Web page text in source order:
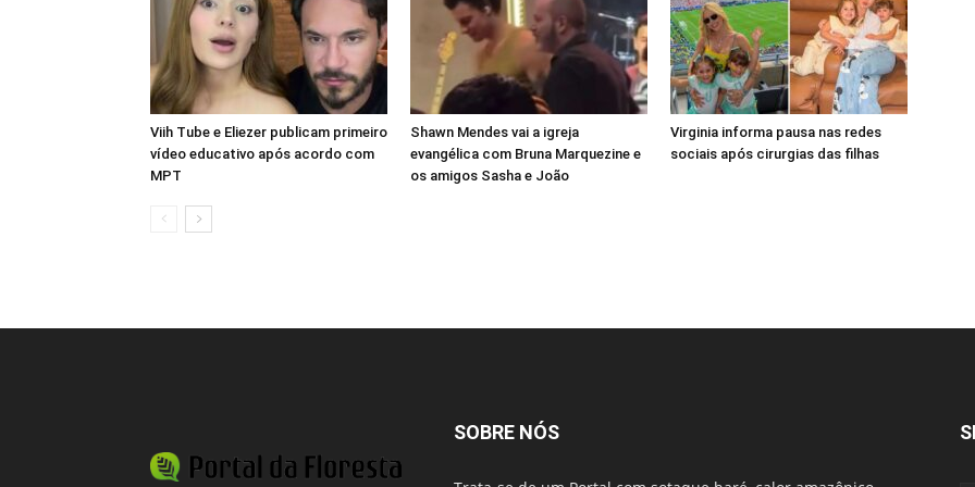
Viih Tube e Eliezer publicam primeiro
vídeo educativo após acordo com
MPT
Shawn Mendes vai a igreja
evangélica com Bruna Marquezine e
os amigos Sasha e João
Virginia informa pausa nas redes
sociais após cirurgias das filhas
SOBRE NÓS